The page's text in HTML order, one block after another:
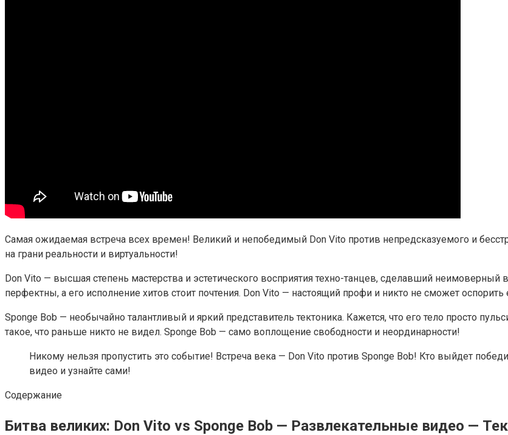
Самая ожидаемая встреча всех времен! Великий и непобедимый Don Vito против непредсказуемого и
на грани реальности и виртуальности!
Don Vito — высшая степень мастерства и эстетического восприятия техно-танцев, сделавший
перфектны, а его исполнение хитов стоит почтения. Don Vito — настоящий профи и никто не сможет оспорить
Sponge Bob — необычайно талантливый и яркий представитель тектоника. Кажется, что его тело просто
такое, что раньше никто не видел. Sponge Bob — само воплощение свободности и неординарности!
Никому нельзя пропустить это событие! Встреча века — Don Vito против Sponge Bob! Кто выйдет
видео и узнайте сами!
Содержание
Битва великих: Don Vito vs Sponge Bob — Развлекательные видео —